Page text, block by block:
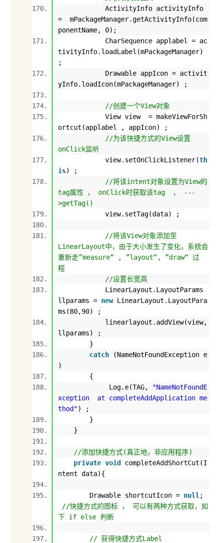
ActivityInfo activityInfo
= mPackageManager.getActivityInfo(com
ponentName, 0);
CharSequence applabel = ac
tivityInfo.loadLabel(mPackageManager)
;
Drawable appIcon = activit
yInfo.loadIcon(mPackageManager) ;
//创建一个View对象
View view = makeViewForSh
ortcut(applabel , appIcon) ;
//为该快捷方式的View设置
onClick监听
view.setOnClickListener(th
is) ;
//将该intent对象设置为View的
tag属性 ， onClick时获取该tag ， ---
>getTag()
view.setTag(data) ;
//将该View对象添加至
LinearLayout中，由于大小发生了变化，系统会
重新走”measure“ , ”layout“, ”draw“ 过
程
//设置长宽高
LinearLayout.LayoutParams
llparams = newLinearLayout.LayoutPara
ms(80,90) ;
linearlayout.addView(view,
llparams) ;
}
catch (NameNotFoundException e
)
{
Log.e(TAG,
"NameNotFoundE
xception at completeAddApplication me
thod") ;
}
}
//添加快捷方式(真正地，非应用程序)
private void completeAddShortCut(I
ntent data){
Drawable shortcutIcon = null ;
//快捷方式的图标 ， 可以有两种方式获取，如
下 if else 判断
// 获得快捷方式Label